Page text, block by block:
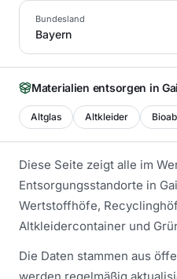
Bundesland
Bayern
Materialien entsorgen in
Altglas Altkleider
Diese Seite zeigt alle im
Entsorgungsstandorte in
Wertstoffhöfe,
Altkleidercontainer und
Die Daten stammen aus